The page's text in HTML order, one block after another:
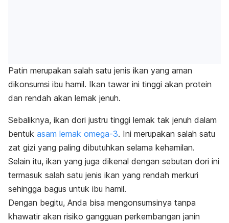
Patin merupakan salah satu jenis ikan yang aman
dikonsumsi ibu hamil. Ikan tawar ini tinggi akan protein
dan rendah akan lemak jenuh.
Sebaliknya, ikan dori justru tinggi lemak tak jenuh dalam
bentuk asam lemak omega-3. Ini merupakan salah satu
zat gizi yang paling dibutuhkan selama kehamilan.
Selain itu, ikan yang juga dikenal dengan sebutan dori ini
termasuk salah satu jenis ikan yang rendah merkuri
sehingga bagus untuk ibu hamil.
Dengan begitu, Anda bisa mengonsumsinya tanpa
khawatir akan risiko gangguan perkembangan janin